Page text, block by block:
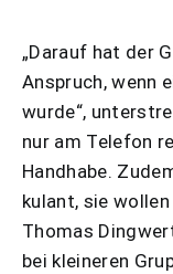
„Darauf hat der
Anspruch, wenn
wurde“,
nur am Telefon
Handhabe.
kulant, sie
Thomas
bei kleineren